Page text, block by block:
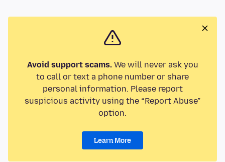
Avoid support scams.We will never ask you
to call or text a phone number or share
personal information. Please report
suspicious activity using the “Report Abuse”
option.
Learn More